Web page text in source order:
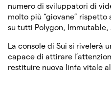
numero di sviluppatori di
molto più “giovane”
su tutti Polygon, Immutable,
La console di Sui si rivelerà
capace di attirare
restituire nuova linfa vitale